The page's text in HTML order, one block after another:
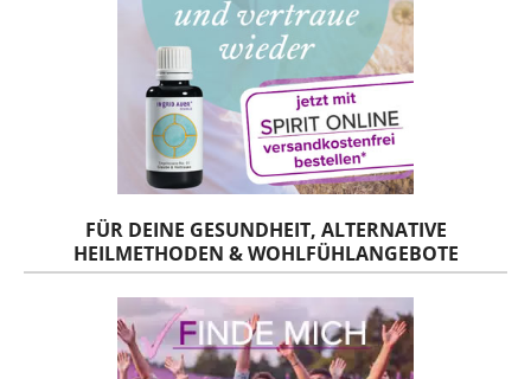
FÜR DEINE GESUNDHEIT, ALTERNATIVE
HEILMETHODEN & WOHLFÜHLANGEBOTE